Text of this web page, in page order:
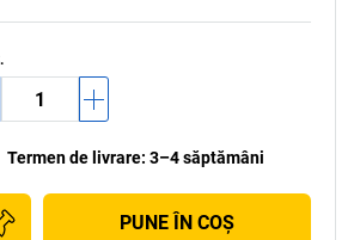
Termen de livrare: 3–4 săptămâni
PUNE ÎN COŞ